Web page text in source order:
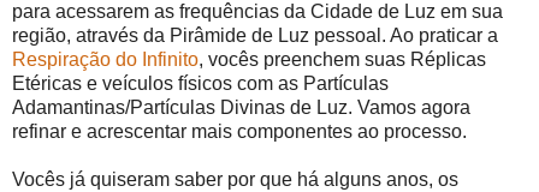
para acessarem as frequências da Cidade de Luz em sua
região, através da Pirâmide de Luz pessoal. Ao praticar a
Respiração do Infinito, vocês preenchem suas Réplicas
Etéricas e veículos físicos com as Partículas
Adamantinas/Partículas Divinas de Luz. Vamos agora
refinar e acrescentar mais componentes ao processo.
Vocês já quiseram saber por que há alguns anos, os